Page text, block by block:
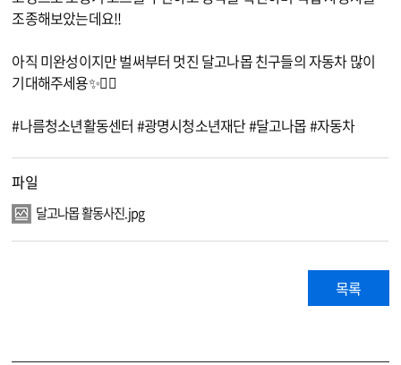
조종해보았는데요!!
아직 미완성이지만 벌써부터 멋진 달고나몹 친구들의 자동차 많이
기대해주세용✨👍🏻
#나름청소년활동센터 #광명시청소년재단 #달고나몹 #자동차
파일
달고나몹 활동사진.jpg
목록